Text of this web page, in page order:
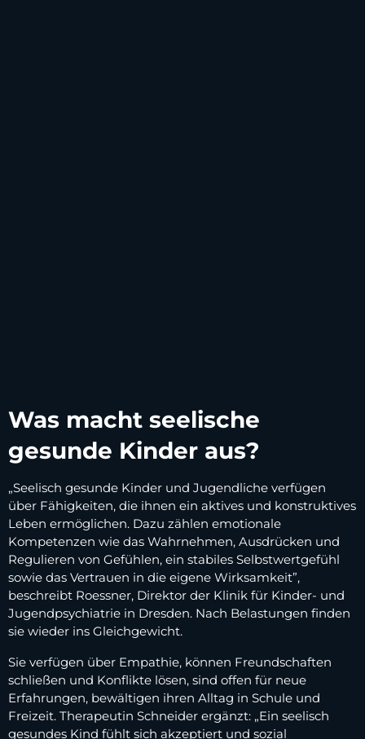
Was macht seelische
gesunde Kinder aus?
„Seelisch gesunde Kinder und Jugendliche verfügen
über Fähigkeiten, die ihnen ein aktives und konstruktives
Leben ermöglichen. Dazu zählen emotionale
Kompetenzen wie das Wahrnehmen, Ausdrücken und
Regulieren von Gefühlen, ein stabiles Selbstwertgefühl
sowie das Vertrauen in die eigene Wirksamkeit”,
beschreibt Roessner, Direktor der Klinik für Kinder- und
Jugendpsychiatrie in Dresden. Nach Belastungen finden
sie wieder ins Gleichgewicht.
Sie verfügen über Empathie, können Freundschaften
schließen und Konflikte lösen, sind offen für neue
Erfahrungen, bewältigen ihren Alltag in Schule und
Freizeit. Therapeutin Schneider ergänzt: „Ein seelisch
gesundes Kind fühlt sich akzeptiert und sozial